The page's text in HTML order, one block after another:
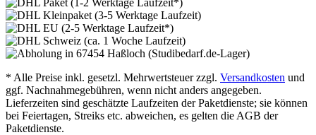
* Alle Preise inkl. gesetzl. Mehrwertsteuer zzgl. Versandkosten und
ggf. Nachnahmegebühren, wenn nicht anders angegeben.
Lieferzeiten sind geschätzte Laufzeiten der Paketdienste; sie können
bei Feiertagen, Streiks etc. abweichen, es gelten die AGB der
Paketdienste.